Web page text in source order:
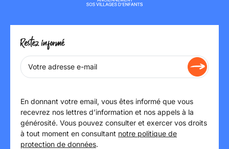
Restez informé
En donnant votre email, vous êtes informé que vous
recevrez nos lettres d’information et nos appels à la
générosité. Vous pouvez consulter et exercer vos droits
à tout moment en consultant notre politique de
protection de données.